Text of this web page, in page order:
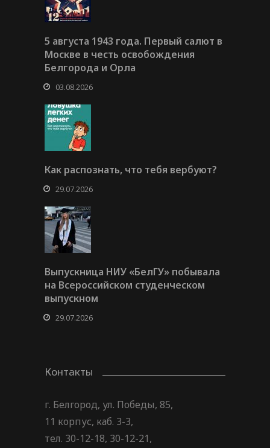
5 августа 1943 года. Первый салют в
Москве в честь освобождения
Белгорода и Орла
03.08.2026
Как распознать, что тебя вербуют?
29.07.2026
Выпускница НИУ «БелГУ» побывала
на Всероссийском студенческом
выпускном
29.07.2026
Контакты
г. Белгород, ул. Победы, 85,
11 корпус, каб. 3-3,
тел. 30-12-18, 30-12-21,